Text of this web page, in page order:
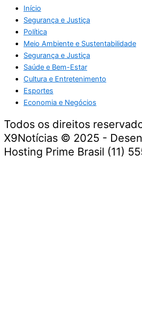
Início
Segurança e Justiça
Política
Meio Ambiente e Sustentabilidade
Segurança e Justiça
Saúde e Bem-Estar
Cultura e Entretenimento
Esportes
Economia e Negócios
Todos os direitos
X9Notícias © 2025 -
Hosting Prime Brasil (11)